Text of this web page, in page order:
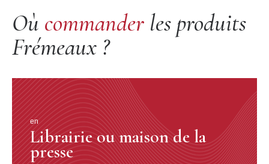
Où commander les produits
Frémeaux ?
en
Librairie ou maison de la
presse